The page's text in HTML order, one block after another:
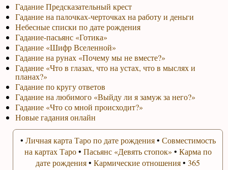
Гадание Предсказательный крест
Гадание на палочках-черточках на работу и деньги
Небесные списки по дате рождения
Гадание-пасьянс «Готика»
Гадание «Шифр Вселенной»
Гадание на рунах «Почему мы не вместе?»
Гадание «Что в глазах, что на устах, что в мыслях и
планах?»
Гадание по кругу ответов
Гадание на любимого «Выйду ли я замуж за него?»
Гадание «Что со мной происходит?»
Новые гадания онлайн
• Личная карта Таро по дате рождения• Совместимость
на картах Таро• Пасьянс «Девять стопок» • Карма по
дате рождения•Кармические отношения•365